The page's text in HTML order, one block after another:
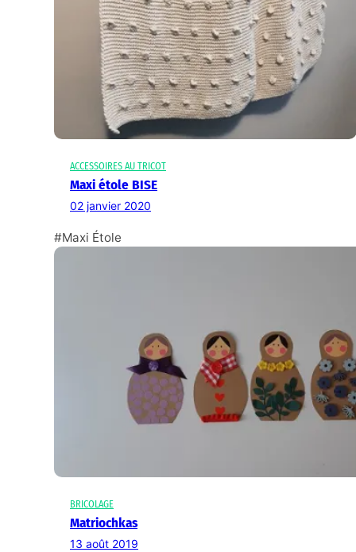
ACCESSOIRES AU TRICOT
Maxi étole BISE
02 janvier 2020
#Maxi Étole
BRICOLAGE
Matriochkas
13 août 2019